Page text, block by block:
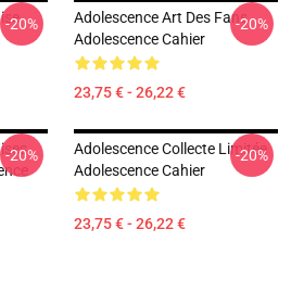
-20%
Adolescence Art Des Fans
Adolescence Cahier
23,75 € - 26,22 €
-20%
-20%
Adolescence Collecte Limitée
Adolescence Cahier
23,75 € - 26,22 €
-20%